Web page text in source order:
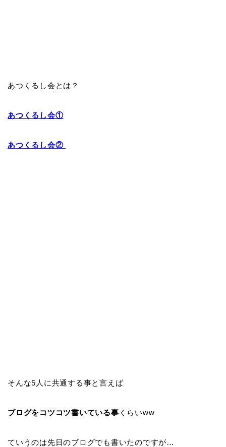
あつくるし会とは？
あつくるし会①
あつくるし会②
そんな5人に共通する事と言えば
ブログをコツコツ書いている事 くらいww
ていうのは先日のブログでも書いたのですが…